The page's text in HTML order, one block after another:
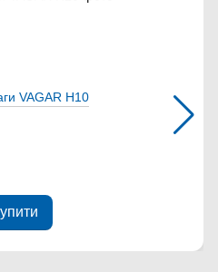
VAGAR Н10